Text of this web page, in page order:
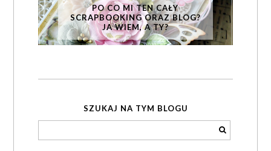
PO CO MI TEN CAŁY
SCRAPBOOKING ORAZ BLOG?
JA WIEM, A TY?
SZUKAJ NA TYM BLOGU